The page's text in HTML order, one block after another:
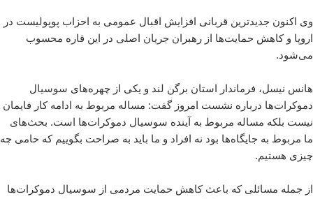
وی اکنون جدیدترین قربانی افزایش اقبال عمومی به احزاب پوپولیست در
اروپا و کاهش حمایت‌ها از رهبران جریان اصلی در این قاره محسوب
می‌شود.
هانس نیسل، فرماندار استان برگن لند و یکی از چهره‌های سوسیال
دموکرات‌ها درباره نشست امروز گفت: مساله مربوط به ادامه کار فایمان
نیست بلکه مساله مربوط به آینده سوسیال دموکرات‌ها است. بحث‌های
ما مربوط به جایگاه‌ها بود نه افراد و ما باید به صراحت بگوییم که حامی چه
چیزی هستیم.
از جمله مسائلی که باعث کاهش حمایت مردمی از سوسیال دموکرات‌ها